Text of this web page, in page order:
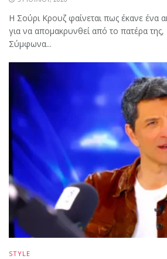
Η Σούρι Κρουζ φαίνεται πως έκανε ένα
για να απομακρυνθεί από το πατέρα
Σύμφωνα...
STYLE